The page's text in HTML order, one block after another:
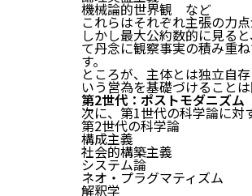
機械論的世界観 など
これらはそれぞれ主張の力
しかし最大公約数的に見る
て丹念に観察事実の積み重
す。
ところが、主体とは独立自
いう営為を基礎づけること
第2世代：ポストモダニズム
次に、第1世代の科学論に対
第2世代の科学論
構成主義
社会的構築主義
システム論
ネオ・プラグマティズム
解釈学